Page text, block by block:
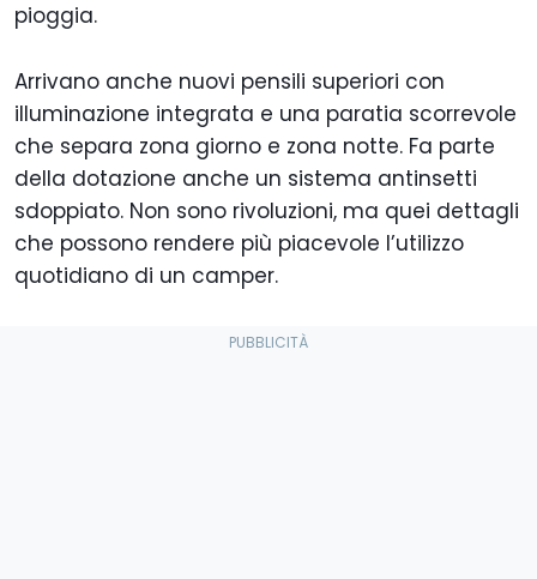
pioggia.
Arrivano anche nuovi pensili superiori con
illuminazione integrata e una paratia scorrevole
che separa zona giorno e zona notte. Fa parte
della dotazione anche un sistema antinsetti
sdoppiato. Non sono rivoluzioni, ma quei dettagli
che possono rendere più piacevole l’utilizzo
quotidiano di un camper.